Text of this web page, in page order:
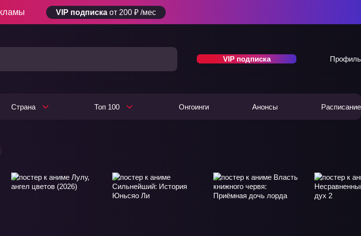
VIP подписка от 200 ₽ /мес
VIP подписка Профиль
Страна Топ 100 Онгоинги Анонсы Расписание